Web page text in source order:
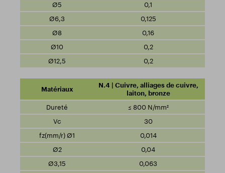
0,1
0,125
0,16
0,2
0,2
N.4 | Cuivre, alliages de cuivre,
laiton, bronze
≤ 800 N/mm²
30
0,014
0,04
0,063